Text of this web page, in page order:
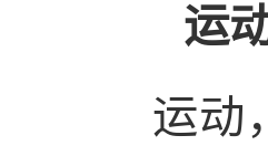
运
运动